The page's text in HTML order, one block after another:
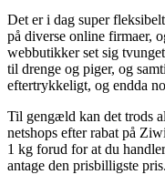
Det er i dag super
på diverse online firmaer,
webbutikker set sig
til drenge og piger, og
eftertrykkeligt, og endda
Til gengæld kan det trods
netshops efter rabat på
1 kg forud for at du
antage den prisbilligste pris.